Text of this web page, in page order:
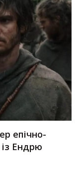
епічно-
Ендрю